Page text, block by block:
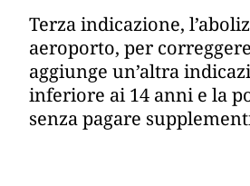
Terza indicazione,
aeroporto, per correggere
aggiunge un’altra
inferiore ai 14 anni e la
senza pagare